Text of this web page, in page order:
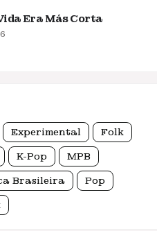
Era Más Corta
Experimental Folk
K-Pop MPB
Brasileira Pop